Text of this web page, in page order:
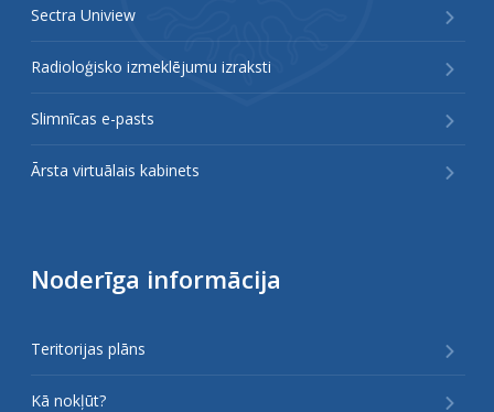
Sectra Uniview
Radioloģisko izmeklējumu izraksti
Slimnīcas e-pasts
Ārsta virtuālais kabinets
Noderīga informācija
Teritorijas plāns
Kā nokļūt?